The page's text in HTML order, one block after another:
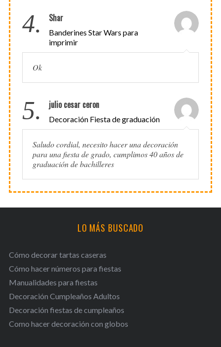
4. Shar
Banderines Star Wars para
imprimir
Ok
5. julio cesar ceron
Decoración Fiesta de graduación
Saludo cordial, necesito hacer una decoración
para una fiesta de grado, cumplimos 40 años de
graduación de bachilleres
LO MÁS BUSCADO
Cómo decorar tartas caseras
Cómo hacer números para fiestas
Manualidades para fiestas
Decoración Cumpleaños Adultos
Decoración fiestas de cumpleaños
Como hacer decoración con globos